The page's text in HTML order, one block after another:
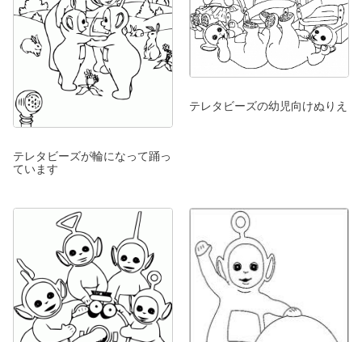
テレタビーズが輪になって踊っ
ています
テレタビーズの幼児向けぬりえ